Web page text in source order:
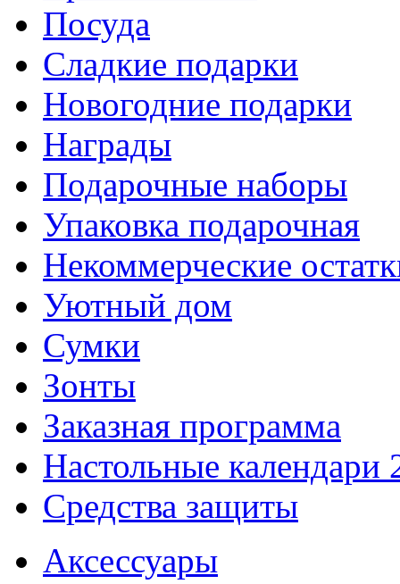
Посуда
Сладкие подарки
Новогодние подарки
Награды
Подарочные наборы
Упаковка подарочная
Некоммерческие
Уютный дом
Сумки
Зонты
Заказная программа
Настольные календари
Средства защиты
Аксессуары